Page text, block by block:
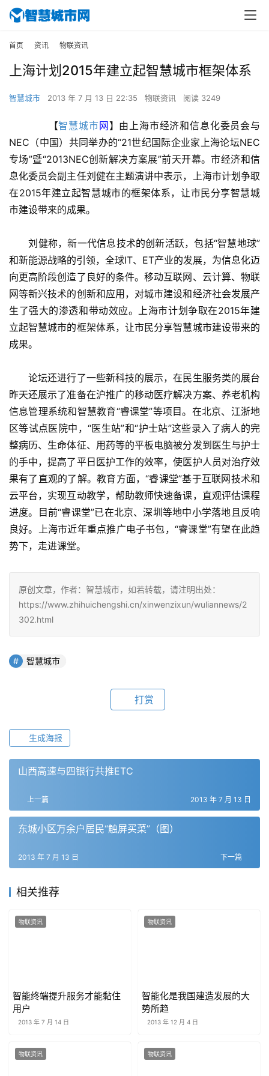
首页 资讯 物联资讯
上海计划2015年建立起智慧城市框架体系
智慧城市 2013 年 7 月 13 日 22:35 物联资讯 阅读 3249
【智慧城市网】由上海市经济和信息化委员会与
NEC（中国）共同举办的“21世纪国际企业家上海论坛NEC
专场”暨“2013NEC创新解决方案展”前天开幕。市经济和信
息化委员会副主任刘健在主题演讲中表示，上海市计划争取
在2015年建立起智慧城市的框架体系，让市民分享智慧城
市建设带来的成果。
刘健称，新一代信息技术的创新活跃，包括“智慧地球”
和新能源战略的引领，全球IT、ET产业的发展，为信息化迈
向更高阶段创造了良好的条件。移动互联网、云计算、物联
网等新兴技术的创新和应用，对城市建设和经济社会发展产
生了强大的渗透和带动效应。上海市计划争取在2015年建
立起智慧城市的框架体系，让市民分享智慧城市建设带来的
成果。
论坛还进行了一些新科技的展示，在民生服务类的展台
昨天还展示了准备在沪推广的移动医疗解决方案、养老机构
信息管理系统和智慧教育“睿课堂”等项目。在北京、江浙地
区等试点医院中，“医生站”和“护士站”这些录入了病人的完
整病历、生命体征、用药等的平板电脑被分发到医生与护士
的手中，提高了平日医护工作的效率，使医护人员对治疗效
果有了直观的了解。教育方面，“睿课堂”基于互联网技术和
云平台，实现互动教学，帮助教师快速备课，直观评估课程
进度。目前“睿课堂”已在北京、深圳等地中小学落地且反响
良好。上海市近年重点推广电子书包，“睿课堂”有望在此趋
势下，走进课堂。
原创文章，作者：智慧城市，如若转载，请注明出处：
https://www.zhihuichengshi.cn/xinwenzixun/wuliannews/2
302.html
智慧城市
打赏
生成海报
山西高速与四银行共推ETC
上一篇 2013 年 7 月 13 日
东城小区万余户居民“触屏买菜”（图）
下一篇
2013 年 7 月 13 日
相关推荐
物联资讯
智能终端提升服务才能黏住
用户
2013 年 7 月 14 日
物联资讯
智能化是我国建造发展的大
势所趋
2013 年 12 月 4 日
物联资讯 物联资讯